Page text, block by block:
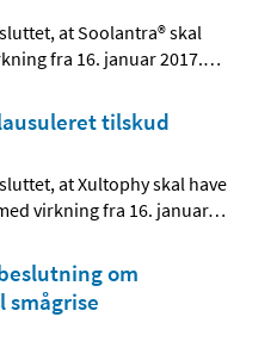
at Soolantra® skal
fra 16. januar 2017.…
tilskud
at Xultophy skal have
virkning fra 16. januar…
om
smågrise